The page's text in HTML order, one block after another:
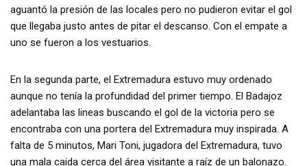
aguantó la presión de las locales pero no pudieron evitar el gol
que llegaba justo antes de pitar el descanso. Con el empate a
uno se fueron a los vestuarios.
En la segunda parte, el Extremadura estuvo muy ordenado
aunque no tenía la profundidad del primer tiempo. El Badajoz
adelantaba las lineas buscando el gol de la victoria pero se
encontraba con una portera del Extremadura muy inspirada. A
falta de 5 minutos, Mari Toni, jugadora del Extremadura, tuvo
una mala caida cerca del área visitante a raíz de un balonazo.